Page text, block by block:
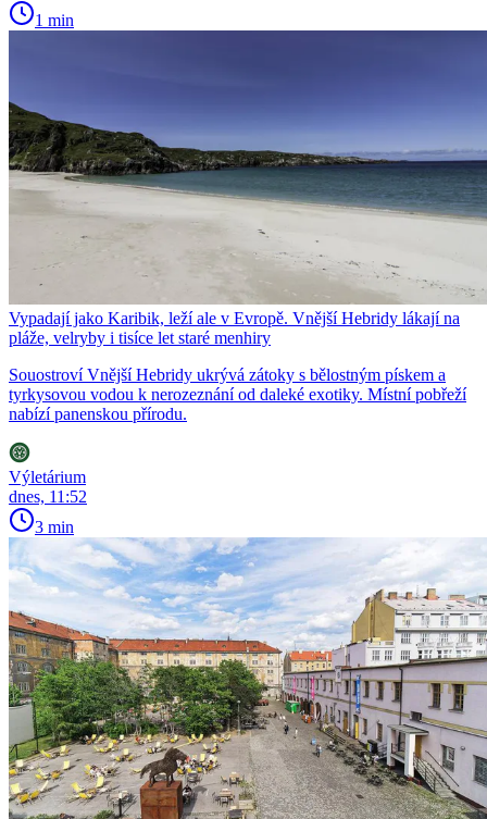
1 min
Vypadají jako Karibik, leží ale v Evropě. Vnější Hebridy lákají na
pláže, velryby i tisíce let staré menhiry
Souostroví Vnější Hebridy ukrývá zátoky s bělostným pískem a
tyrkysovou vodou k nerozeznání od daleké exotiky. Místní pobřeží
nabízí panenskou přírodu.
Výletárium
dnes, 11:52
3 min